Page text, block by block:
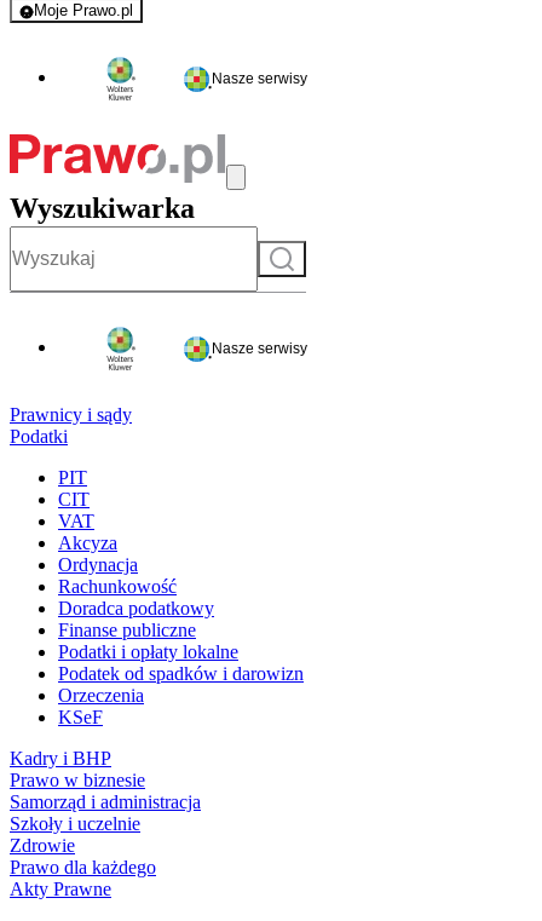
Moje Prawo.pl
- rejestracja i logowanie do serwisu
Nasze serwisy
Wyszukiwarka
Szukaj
Nasze serwisy
Prawnicy i sądy
Podatki
PIT
CIT
VAT
Akcyza
Ordynacja
Rachunkowość
Doradca podatkowy
Finanse publiczne
Podatki i opłaty lokalne
Podatek od spadków i darowizn
Orzeczenia
KSeF
Kadry i BHP
Prawo w biznesie
Samorząd i administracja
Szkoły i uczelnie
Zdrowie
Prawo dla każdego
Akty Prawne